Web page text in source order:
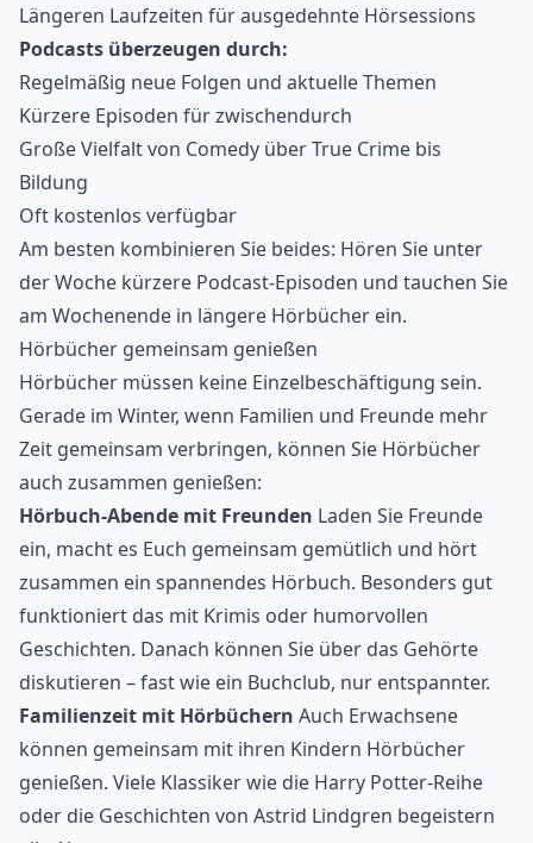
Längeren Laufzeiten für ausgedehnte Hörsessions
Podcasts überzeugen durch:
Regelmäßig neue Folgen und aktuelle Themen
Kürzere Episoden für zwischendurch
Große Vielfalt von Comedy über True Crime bis
Bildung
Oft kostenlos verfügbar
Am besten kombinieren Sie beides: Hören Sie unter
der Woche kürzere Podcast-Episoden und tauchen Sie
am Wochenende in längere Hörbücher ein.
Hörbücher gemeinsam genießen
Hörbücher müssen keine Einzelbeschäftigung sein.
Gerade im Winter, wenn Familien und Freunde mehr
Zeit gemeinsam verbringen, können Sie Hörbücher
auch zusammen genießen:
Hörbuch-Abende mit Freunden Laden Sie Freunde
ein, macht es Euch gemeinsam gemütlich und hört
zusammen ein spannendes Hörbuch. Besonders gut
funktioniert das mit Krimis oder humorvollen
Geschichten. Danach können Sie über das Gehörte
diskutieren – fast wie ein Buchclub, nur entspannter.
Familienzeit mit Hörbüchern Auch Erwachsene
können gemeinsam mit ihren Kindern Hörbücher
genießen. Viele Klassiker wie die Harry Potter-Reihe
oder die Geschichten von Astrid Lindgren begeistern